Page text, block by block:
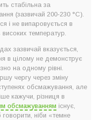
стабільна за
(зазвичай 200-230 °C).
і не випаровується в
високих температур.
зазвичай вказується,
в цілому не демонструє
на одному рівні.
чергу через зміну
обсмажування, але
кажучи, різниця в
обсмажуванням існує,
ніби «темне